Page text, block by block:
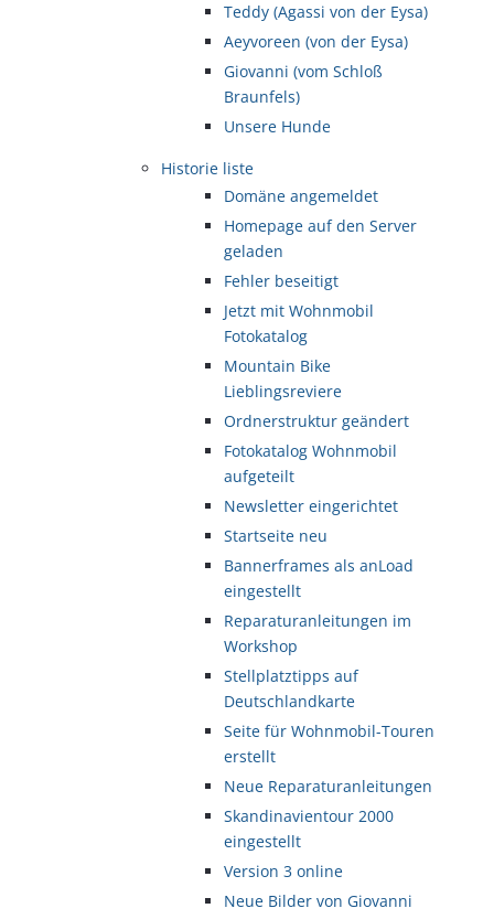
Teddy (Agassi von der Eysa)
Aeyvoreen (von der Eysa)
Giovanni (vom Schloß
Braunfels)
Unsere Hunde
Historie liste
Domäne angemeldet
Homepage auf den Server
geladen
Fehler beseitigt
Jetzt mit Wohnmobil
Fotokatalog
Mountain Bike
Lieblingsreviere
Ordnerstruktur geändert
Fotokatalog Wohnmobil
aufgeteilt
Newsletter eingerichtet
Startseite neu
Bannerframes als anLoad
eingestellt
Reparaturanleitungen im
Workshop
Stellplatztipps auf
Deutschlandkarte
Seite für Wohnmobil-Touren
erstellt
Neue Reparaturanleitungen
Skandinavientour 2000
eingestellt
Version 3 online
Neue Bilder von Giovanni